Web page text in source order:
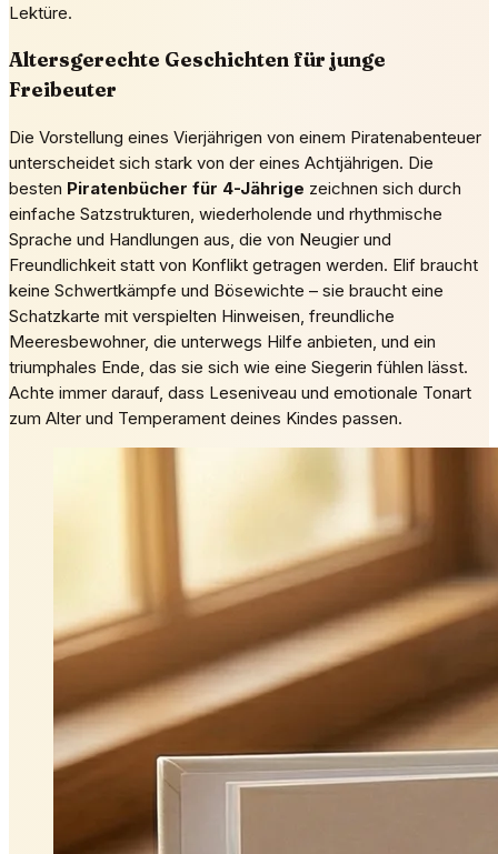
Lektüre.
Altersgerechte Geschichten für junge
Freibeuter
Die Vorstellung eines Vierjährigen von einem Piratenabenteuer
unterscheidet sich stark von der eines Achtjährigen. Die
besten Piratenbücher für 4-Jährige zeichnen sich durch
einfache Satzstrukturen, wiederholende und rhythmische
Sprache und Handlungen aus, die von Neugier und
Freundlichkeit statt von Konflikt getragen werden. Elif braucht
keine Schwertkämpfe und Bösewichte – sie braucht eine
Schatzkarte mit verspielten Hinweisen, freundliche
Meeresbewohner, die unterwegs Hilfe anbieten, und ein
triumphales Ende, das sie sich wie eine Siegerin fühlen lässt.
Achte immer darauf, dass Leseniveau und emotionale Tonart
zum Alter und Temperament deines Kindes passen.